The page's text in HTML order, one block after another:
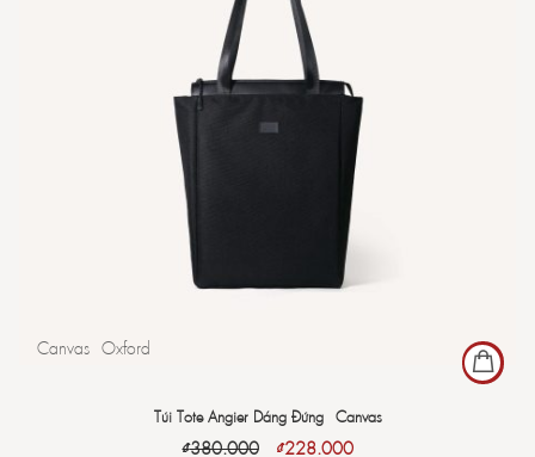
Canvas Oxford
Túi Tote Angier Dáng Đứng - Canvas
₫380.000 ₫228.000